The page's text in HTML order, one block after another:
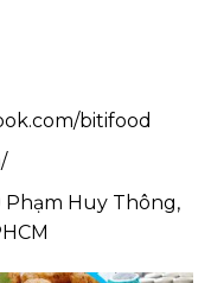
bitifood
Phạm Huy Thông,